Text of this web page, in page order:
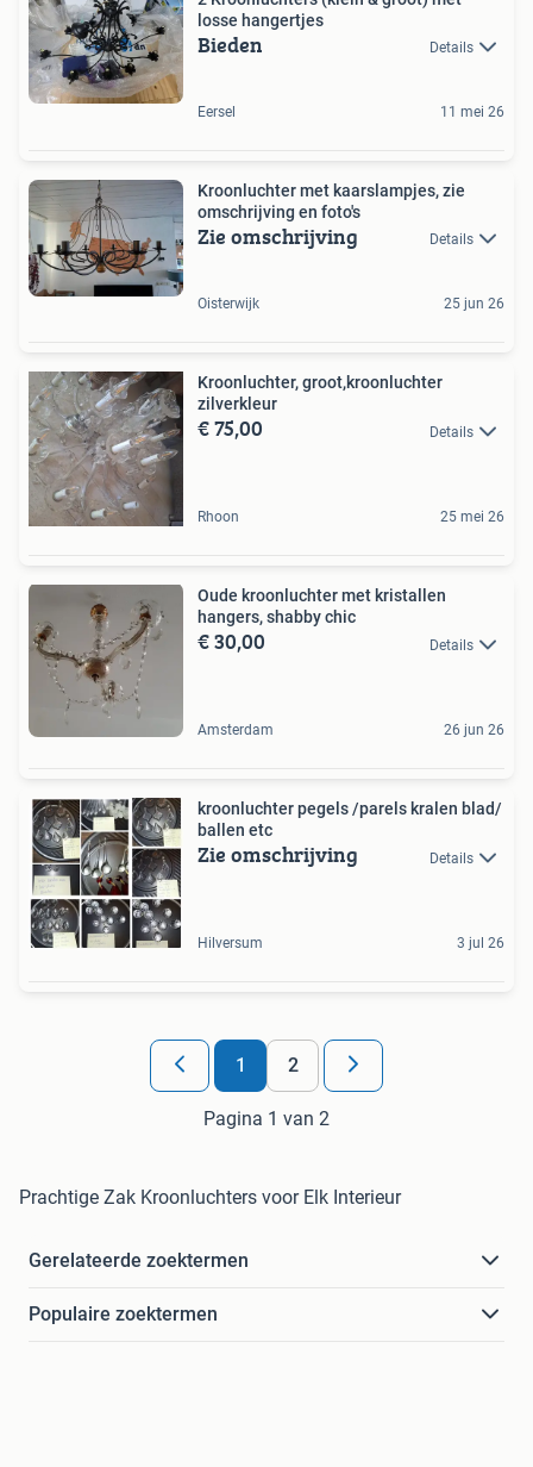
losse hangertjes
Bieden Details
Eersel 11 mei 26
Kroonluchter met kaarslampjes, zie
omschrijving en foto's
Zie omschrijving Details
Oisterwijk 25 jun 26
Kroonluchter, groot,kroonluchter
zilverkleur
€ 75,00 Details
Rhoon 25 mei 26
Oude kroonluchter met kristallen
hangers, shabby chic
€ 30,00 Details
Amsterdam 26 jun 26
kroonluchter pegels /parels kralen blad/
ballen etc
Zie omschrijving Details
Hilversum 3 jul 26
1 2
Pagina 1 van 2
Prachtige Zak Kroonluchters voor Elk Interieur
Gerelateerde zoektermen
Populaire zoektermen